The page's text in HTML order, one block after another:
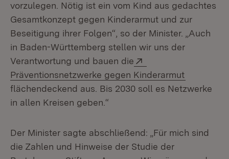
vorzulegen. Nötig ist ein vom Kind aus gedachtes
Gesamtkonzept gegen Kinderarmut und zur
Beseitigung ihrer Folgen“, so der Minister. „Auch
in Baden-Württemberg stellen wir uns der
Verantwortung und bauen die
Präventionsnetzwerke gegen Kinderarmut
flächendeckend aus. Bis 2030 soll es Netzwerke
in allen Kreisen geben.“
Der Minister sagte abschließend: „Für mich sind
die Zahlen und Hinweise der Studie der